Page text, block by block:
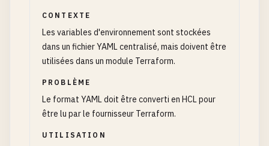
CONTEXTE
Les variables d'environnement sont stockées
dans un fichier YAML centralisé, mais doivent être
utilisées dans un module Terraform.
PROBLÈME
Le format YAML doit être converti en HCL pour
être lu par le fournisseur Terraform.
UTILISATION